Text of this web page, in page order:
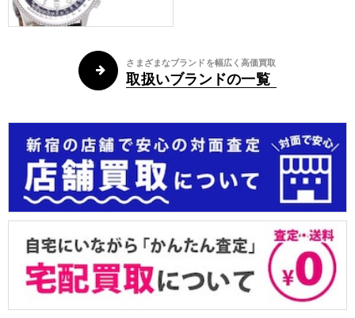
さまざまなブランドを幅広く高価買取
取扱いブランドの一覧